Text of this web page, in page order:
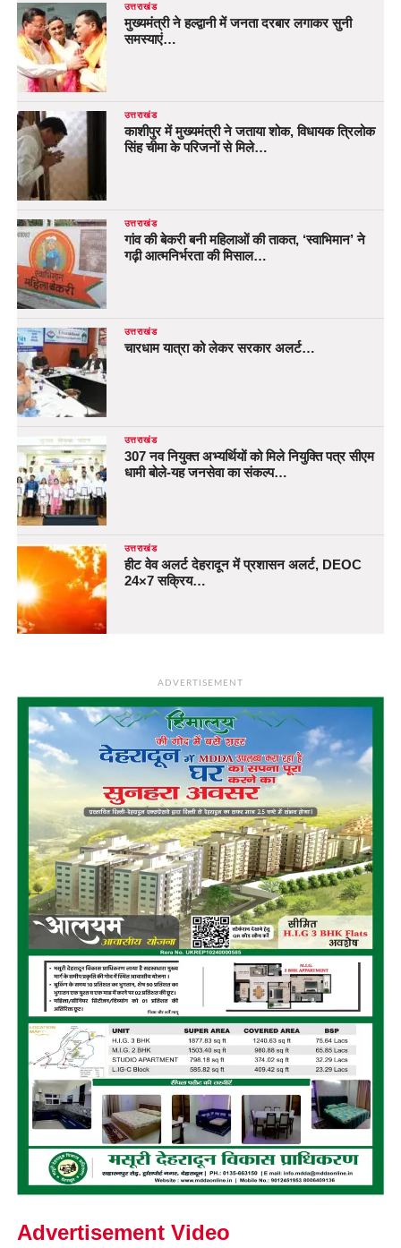
उत्तराखंड
मुख्यमंत्री ने हल्द्वानी में जनता दरबार लगाकर सुनी
समस्याएं…
उत्तराखंड
काशीपुर में मुख्यमंत्री ने जताया शोक, विधायक त्रिलोक
सिंह चीमा के परिजनों से मिले…
उत्तराखंड
गांव की बेकरी बनी महिलाओं की ताकत, ‘स्वाभिमान’ ने
गढ़ी आत्मनिर्भरता की मिसाल…
उत्तराखंड
चारधाम यात्रा को लेकर सरकार अलर्ट…
उत्तराखंड
307 नव नियुक्त अभ्यर्थियों को मिले नियुक्ति पत्र सीएम
धामी बोले-यह जनसेवा का संकल्प…
उत्तराखंड
हीट वेव अलर्ट देहरादून में प्रशासन अलर्ट, DEOC
24×7 सक्रिय…
ADVERTISEMENT
Advertisement Video